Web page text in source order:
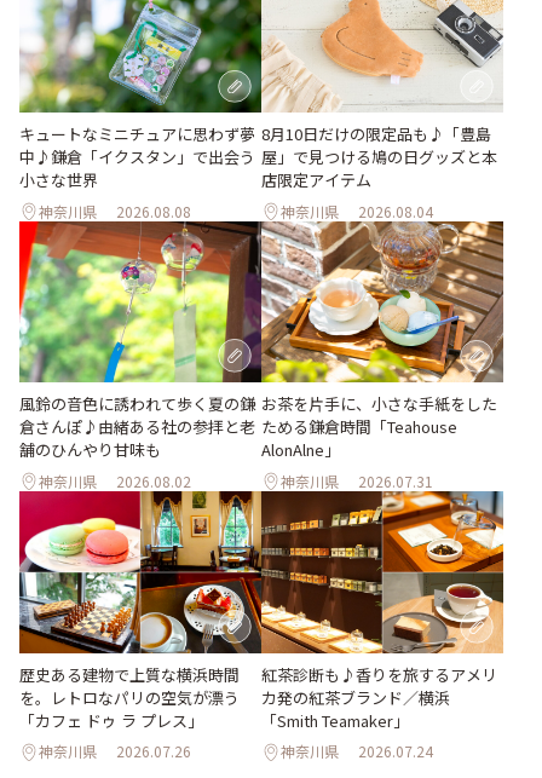
キュートなミニチュアに思わず夢
中♪鎌倉「イクスタン」で出会う
小さな世界
神奈川県 2026.08.08
8月10日だけの限定品も♪「豊島
屋」で見つける鳩の日グッズと本
店限定アイテム
神奈川県 2026.08.04
風鈴の音色に誘われて歩く夏の鎌
倉さんぽ♪由緒ある社の参拝と老
舗のひんやり甘味も
神奈川県 2026.08.02
お茶を片手に、小さな手紙をした
ためる鎌倉時間「Teahouse
AlonAlne」
神奈川県 2026.07.31
歴史ある建物で上質な横浜時間
を。レトロなパリの空気が漂う
「カフェ ドゥ ラ プレス」
神奈川県 2026.07.26
紅茶診断も♪香りを旅するアメリ
カ発の紅茶ブランド／横浜
「Smith Teamaker」
神奈川県 2026.07.24